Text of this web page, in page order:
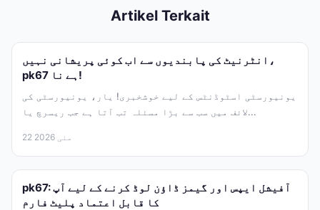
Artikel Terkait
انٹرنیٹ کی پابندیوں سے اب کوئی پریشانی نہیں،
pk67 ہے نا!
یونیورسٹی اسٹوڈنٹس کے لیے خوشخبری! یار، یونیورسٹی کی
لائف میں سب سے بڑا مسئلہ تب آتا ہے جب ریسرچ یا...
22 مئی 2026
pk67: آفیشل ایپس اور گیمز ڈاؤن لوڈ کرنے کے لیے آپ
کا قابل اعتماد پلیٹ فارم